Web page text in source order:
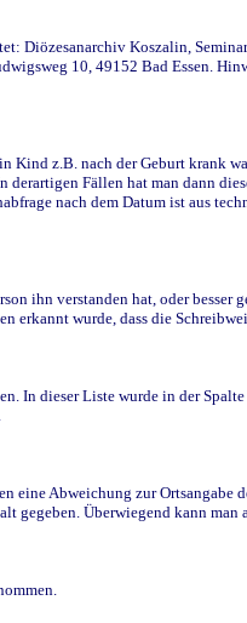
Diözesanarchiv Koszalin,
10, 49152 Bad Essen.
z.B. nach der Geburt krank
Fällen hat man dann
nach dem Datum ist aus
ihn verstanden hat, oder besser
erkannt wurde, dass die
dieser Liste wurde in der
eine Abweichung zur
Überwiegend kann man